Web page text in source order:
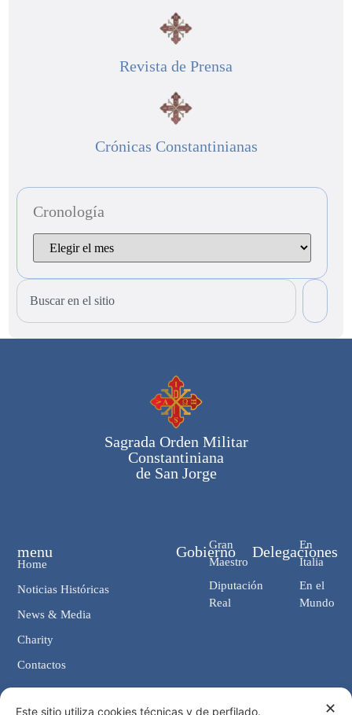
Revista de Prensa
Crónicas Constantinianas
Cronología
Sagrada Orden Militar
Constantiniana
de San Jorge
Gobierno
Gran
Maestro
Diputación
Real
Delegaciones
En
Italia
En el
Mundo
menu
Home
Noticias Históricas
News & Media
Charity
Contactos
✕
Este sitio utiliza cookies técnicas y de perfilado.